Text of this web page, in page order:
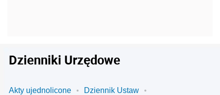
Dzienniki Urzędowe
Akty ujednolicone
Dziennik Ustaw